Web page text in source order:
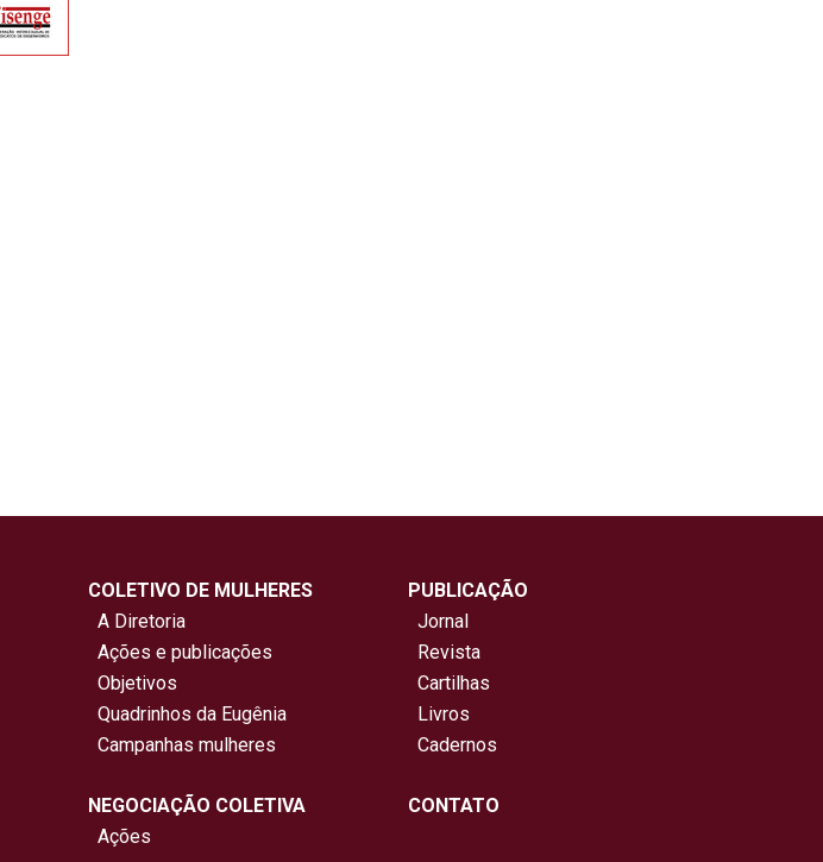
COLETIVO DE MULHERES
A Diretoria
Ações e publicações
Objetivos
Quadrinhos da Eugênia
Campanhas mulheres
NEGOCIAÇÃO COLETIVA
Ações
PUBLICAÇÃO
Jornal
Revista
Cartilhas
Livros
Cadernos
CONTATO